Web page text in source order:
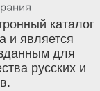
каталог
и является
для
русских и